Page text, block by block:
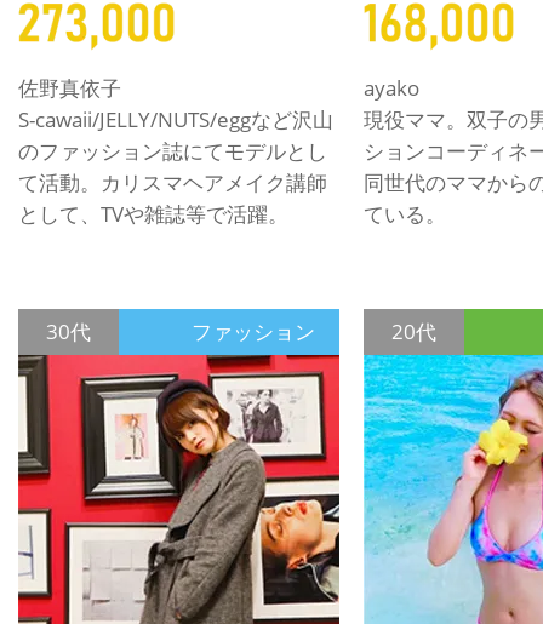
佐野真依子
S-cawaii/JELLY/NUTS/eggなど沢山
のファッション誌にてモデルとし
て活動。カリスマヘアメイク講師
として、TVや雑誌等で活躍。
ayako
現役ママ。双子の
ションコーディネ
同世代のママから
ている。
30代 ファッション 20代